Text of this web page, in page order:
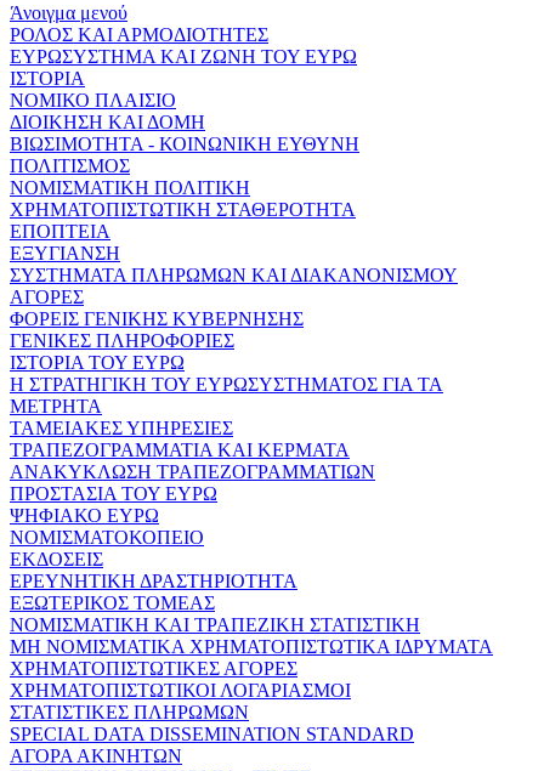
Άνοιγμα μενού
ΡΟΛΟΣ ΚΑΙ ΑΡΜΟΔΙΟΤΗΤΕΣ
ΕΥΡΩΣΥΣΤΗΜΑ ΚΑΙ ΖΩΝΗ ΤΟΥ ΕΥΡΩ
ΙΣΤΟΡΙΑ
ΝΟΜΙΚΟ ΠΛΑΙΣΙΟ
ΔΙΟΙΚΗΣΗ ΚΑΙ ΔΟΜΗ
ΒΙΩΣΙΜΟΤΗΤΑ - ΚΟΙΝΩΝΙΚΗ ΕΥΘΥΝΗ
ΠΟΛΙΤΙΣΜΟΣ
ΝΟΜΙΣΜΑΤΙΚΗ ΠΟΛΙΤΙΚΗ
ΧΡΗΜΑΤΟΠΙΣΤΩΤΙΚΗ ΣΤΑΘΕΡΟΤΗΤΑ
ΕΠΟΠΤΕΙΑ
ΕΞΥΓΙΑΝΣΗ
ΣΥΣΤΗΜΑΤΑ ΠΛΗΡΩΜΩΝ ΚΑΙ ΔΙΑΚΑΝΟΝΙΣΜΟΥ
ΑΓΟΡΕΣ
ΦΟΡΕΙΣ ΓΕΝΙΚΗΣ ΚΥΒΕΡΝΗΣΗΣ
ΓΕΝΙΚΕΣ ΠΛΗΡΟΦΟΡΙΕΣ
ΙΣΤΟΡΙΑ ΤΟΥ ΕΥΡΩ
Η ΣΤΡΑΤΗΓΙΚΗ ΤΟΥ ΕΥΡΩΣΥΣΤΗΜΑΤΟΣ ΓΙΑ ΤΑ
ΜΕΤΡΗΤΑ
ΤΑΜΕΙΑΚΕΣ ΥΠΗΡΕΣΙΕΣ
ΤΡΑΠΕΖΟΓΡΑΜΜΑΤΙΑ ΚΑΙ ΚΕΡΜΑΤΑ
ΑΝΑΚΥΚΛΩΣΗ ΤΡΑΠΕΖΟΓΡΑΜΜΑΤΙΩΝ
ΠΡΟΣΤΑΣΙΑ ΤΟΥ ΕΥΡΩ
ΨΗΦΙΑΚΟ ΕΥΡΩ
ΝΟΜΙΣΜΑΤΟΚΟΠΕΙΟ
ΕΚΔΟΣΕΙΣ
ΕΡΕΥΝΗΤΙΚΗ ΔΡΑΣΤΗΡΙΟΤΗΤΑ
ΕΞΩΤΕΡΙΚΟΣ ΤΟΜΕΑΣ
ΝΟΜΙΣΜΑΤΙΚΗ ΚΑΙ ΤΡΑΠΕΖΙΚΗ ΣΤΑΤΙΣΤΙΚΗ
ΜΗ ΝΟΜΙΣΜΑΤΙΚΑ ΧΡΗΜΑΤΟΠΙΣΤΩΤΙΚΑ ΙΔΡΥΜΑΤΑ
ΧΡΗΜΑΤΟΠΙΣΤΩΤΙΚΕΣ ΑΓΟΡΕΣ
ΧΡΗΜΑΤΟΠΙΣΤΩΤΙΚΟΙ ΛΟΓΑΡΙΑΣΜΟΙ
ΣΤΑΤΙΣΤΙΚΕΣ ΠΛΗΡΩΜΩΝ
SPECIAL DATA DISSEMINATION STANDARD
ΑΓΟΡΑ ΑΚΙΝΗΤΩΝ